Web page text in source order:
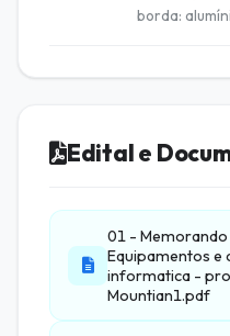
borda:
Edital e
01 -
Equipamentos e
informatica -
Mountian1.pdf